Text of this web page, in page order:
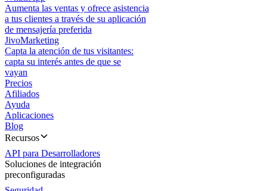
Aumenta las ventas y ofrece asistencia
a tus clientes a través de su aplicación
de mensajería preferida
JivoMarketing
Capta la atención de tus visitantes:
capta su interés antes de que se
vayan
Precios
Afiliados
Ayuda
Aplicaciones
Blog
Recursos
API para Desarrolladores
Soluciones de integración
preconfiguradas